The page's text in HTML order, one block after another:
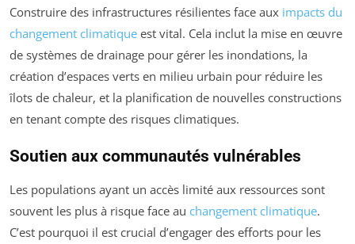
Construire des infrastructures résilientes face aux impacts du
changement climatique est vital. Cela inclut la mise en œuvre
de systèmes de drainage pour gérer les inondations, la
création d’espaces verts en milieu urbain pour réduire les
îlots de chaleur, et la planification de nouvelles constructions
en tenant compte des risques climatiques.
Soutien aux communautés vulnérables
Les populations ayant un accès limité aux ressources sont
souvent les plus à risque face au changement climatique.
C’est pourquoi il est crucial d’engager des efforts pour les